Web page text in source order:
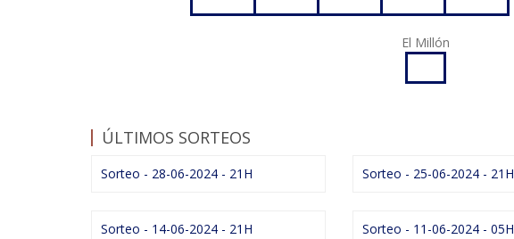
El Millón
ÚLTIMOS SORTEOS
Sorteo - 28-06-2024 - 21H Sorteo - 25-06-2024 - 21H
Sorteo - 14-06-2024 - 21H Sorteo - 11-06-2024 - 05H